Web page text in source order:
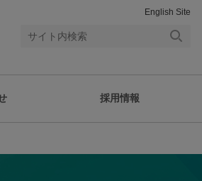
English Site
する
採用情報